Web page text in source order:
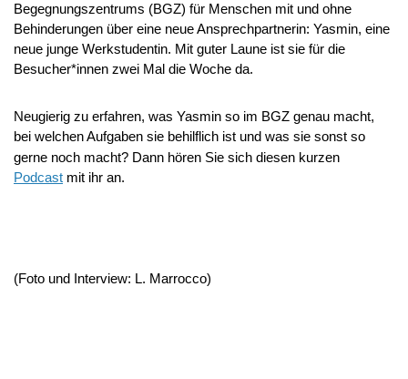
Begegnungszentrums (BGZ) für Menschen mit und ohne
Behinderungen über eine neue Ansprechpartnerin: Yasmin, eine
neue junge Werkstudentin. Mit guter Laune ist sie für die
Besucher*innen zwei Mal die Woche da.
Neugierig zu erfahren, was Yasmin so im BGZ genau macht,
bei welchen Aufgaben sie behilflich ist und was sie sonst so
gerne noch macht? Dann hören Sie sich diesen kurzen
Podcast mit ihr an.
(Foto und Interview: L. Marrocco)